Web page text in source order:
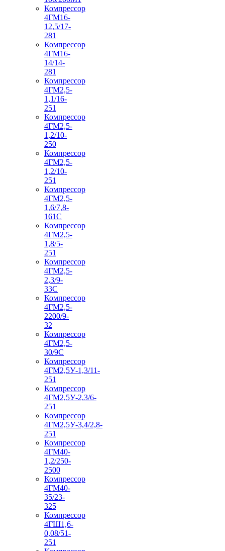
Компрессор
4ГМ16-
12,5/17-
281
Компрессор
4ГМ16-
14/14-
281
Компрессор
4ГМ2,5-
1,1/16-
251
Компрессор
4ГМ2,5-
1,2/10-
250
Компрессор
4ГМ2,5-
1,2/10-
251
Компрессор
4ГМ2,5-
1,6/7,8-
161С
Компрессор
4ГМ2,5-
1,8/5-
251
Компрессор
4ГМ2,5-
2,3/9-
33С
Компрессор
4ГМ2,5-
2200/9-
32
Компрессор
4ГМ2,5-
30/9С
Компрессор
4ГМ2,5У-1,3/11-
251
Компрессор
4ГМ2,5У-2,3/6-
251
Компрессор
4ГМ2,5У-3,4/2,8-
251
Компрессор
4ГМ40-
1,2/250-
2500
Компрессор
4ГМ40-
35/23-
325
Компрессор
4ГШ1,6-
0,08/51-
251